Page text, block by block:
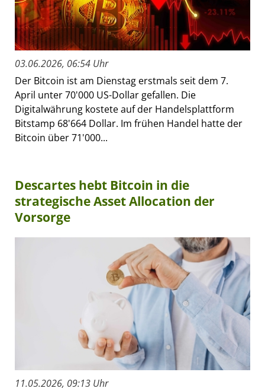
03.06.2026, 06:54 Uhr
Der Bitcoin ist am Dienstag erstmals seit dem 7.
April unter 70'000 US-Dollar gefallen. Die
Digitalwährung kostete auf der Handelsplattform
Bitstamp 68'664 Dollar. Im frühen Handel hatte der
Bitcoin über 71'000...
Descartes hebt Bitcoin in die
strategische Asset Allocation der
Vorsorge
11.05.2026, 09:13 Uhr